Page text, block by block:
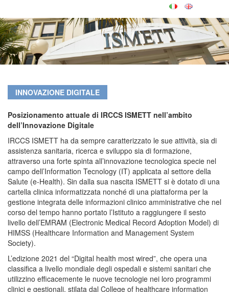
INNOVAZIONE DIGITALE
Posizionamento attuale di IRCCS ISMETT nell’ambito
dell’Innovazione Digitale
IRCCS ISMETT ha da sempre caratterizzato le sue attività, sia di
assistenza sanitaria, ricerca e sviluppo sia di formazione,
attraverso una forte spinta all’innovazione tecnologica specie nel
campo dell’Information Tecnology (IT) applicata al settore della
Salute (e-Health). Sin dalla sua nascita ISMETT si è dotato di una
cartella clinica informatizzata nonché di una piattaforma per la
gestione integrata delle informazioni clinico amministrative che nel
corso del tempo hanno portato l’Istituto a raggiungere il sesto
livello dell’EMRAM (Electronic Medical Record Adoption Model) di
HIMSS (Healthcare Information and Management System
Society).
L’edizione 2021 del “Digital health most wired”, che opera una
classifica a livello mondiale degli ospedali e sistemi sanitari che
utilizzino efficacemente le nuove tecnologie nei loro programmi
clinici e gestionali, stilata dal College of healthcare information